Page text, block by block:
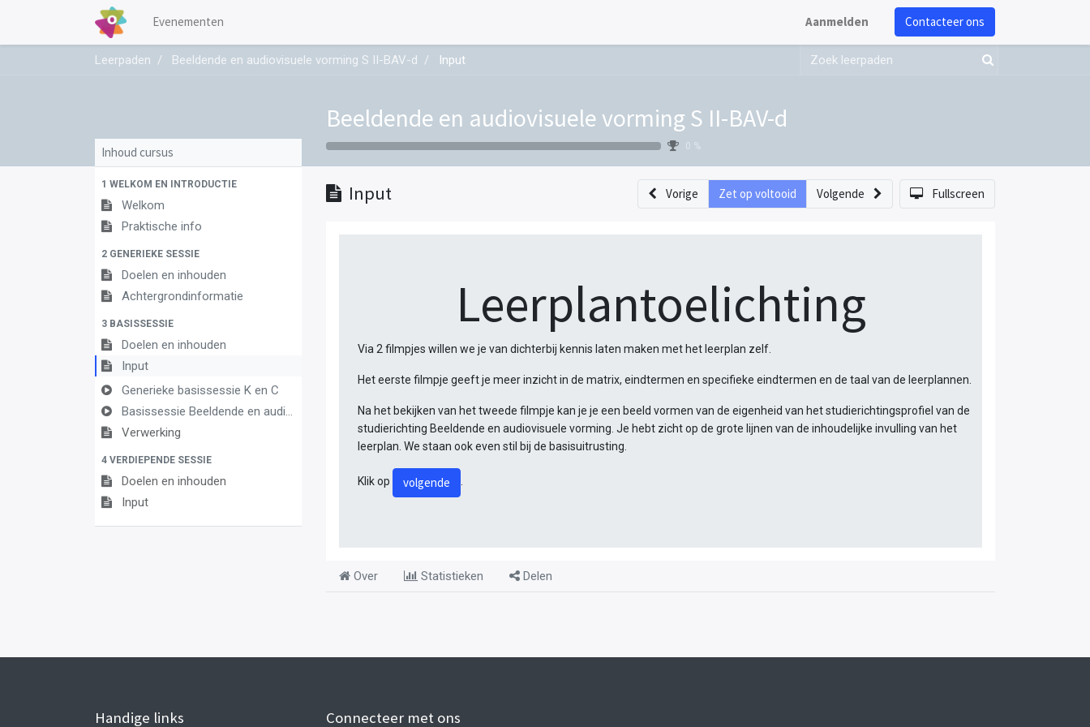
Evenementen Aanmelden Contacteer ons
Leerpaden Beeldende en audiovisuele vorming S II-BAV-d Input
Beeldende en audiovisuele vorming S II-BAV-d
0 %
Inhoud cursus
1 WELKOM EN INTRODUCTIE
Welkom
Praktische info
2 GENERIEKE SESSIE
Doelen en inhouden
Achtergrondinformatie
3 BASISSESSIE
Doelen en inhouden
Input
Generieke basissessie K en C
Basissessie Beeldende en audiovisuele vorming
Verwerking
4 VERDIEPENDE SESSIE
Doelen en inhouden
Input
Input Vorige Zet op voltooid Volgende Fullscreen
Leerplantoelichting
Via 2 filmpjes willen we je van dichterbij kennis laten maken met het leerplan zelf.
Het eerste filmpje geeft je meer inzicht in de matrix, eindtermen en specifieke eindtermen en de taal van de leerplannen.
Na het bekijken van het tweede filmpje kan je je een beeld vormen van de eigenheid van het studierichtingsprofiel van de
studierichting Beeldende en audiovisuele vorming. Je hebt zicht op de grote lijnen van de inhoudelijke invulling van het
leerplan. We staan ook even stil bij de basisuitrusting.
Klik op volgende .
Over Statistieken Delen
Handige links Connecteer met ons